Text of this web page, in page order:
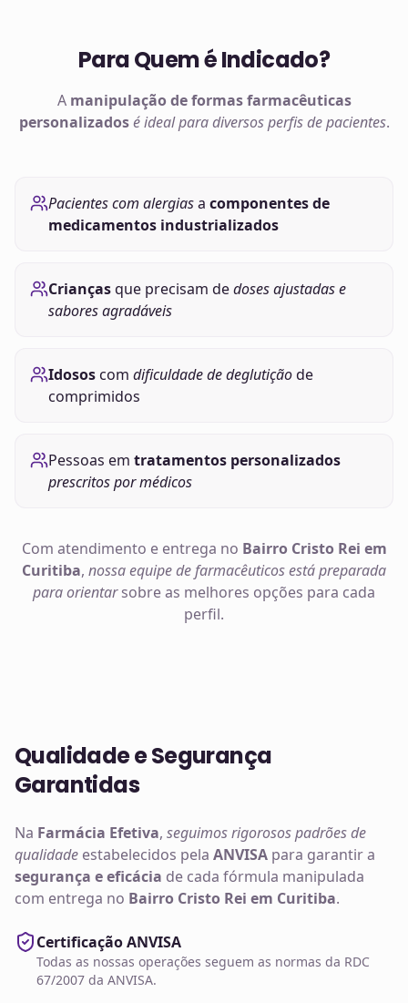
Para Quem é Indicado?
A manipulação deformas farmacêuticas
personalizados é ideal para diversos perfis de pacientes.
Pacientes com alergiasa componentes de
medicamentos industrializados
Criançasque precisam dedoses ajustadas e
sabores agradáveis
Idososcom dificuldade de deglutiçãode
comprimidos
Pessoas em tratamentos personalizados
prescritos por médicos
Com atendimento e entrega no Bairro Cristo Rei em
Curitiba, nossa equipe de farmacêuticos está preparada
para orientarsobre as melhores opções para cada
perfil.
Qualidade e Segurança
Garantidas
Na Farmácia Efetiva, seguimos rigorosos padrões de
qualidade estabelecidos pela ANVISA para garantir a
segurança e eficácia de cada fórmula manipulada
com entrega no Bairro Cristo Rei em Curitiba.
Certificação ANVISA
Todas as nossas operações seguem as normas da RDC
67/2007 da ANVISA.